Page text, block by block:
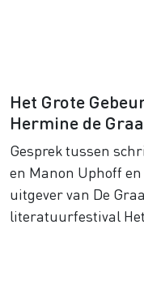
Het Grote
Hermine de
Gesprek tussen
en Manon Uphoff
uitgever van De
literatuurfestival Het